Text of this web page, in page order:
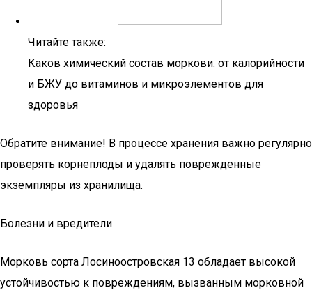
Читайте также:
Каков химический состав моркови: от калорийности
и БЖУ до витаминов и микроэлементов для
здоровья
Обратите внимание! В процессе хранения важно регулярно
проверять корнеплоды и удалять поврежденные
экземпляры из хранилища.
Болезни и вредители
Морковь сорта Лосиноостровская 13 обладает высокой
устойчивостью к повреждениям, вызванным морковной